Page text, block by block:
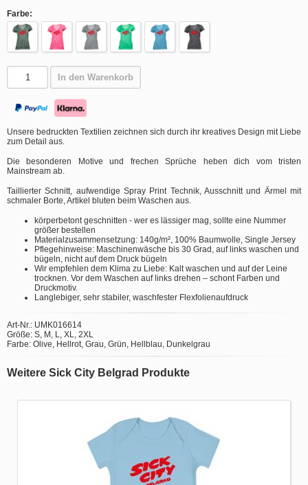
Farbe:
In den Warenkorb
Unsere bedruckten Textilien zeichnen sich durch ihr kreatives Design mit Liebe
zum Detail aus.
Die besonderen Motive und frechen Sprüche heben dich vom tristen
Mainstream ab.
Taillierter Schnitt, aufwendige Spray Print Technik, Ausschnitt und Ärmel mit
schmaler Borte, Artikel bluten beim Waschen aus.
körperbetont geschnitten - wer es lässiger mag, sollte eine Nummer
größer bestellen
Materialzusammensetzung: 140g/m², 100% Baumwolle, Single Jersey
Pflegehinweise: Maschinenwäsche bis 30 Grad, auf links waschen und
bügeln, nicht auf dem Druck bügeln
Wir empfehlen dem Klima zu Liebe: Kalt waschen und auf der Leine
trocknen. Vor dem Waschen auf links drehen – schont Farben und
Druckmotiv.
Langlebiger, sehr stabiler, waschfester Flexfolienaufdruck
Art-Nr.: UMK016614
Größe: S, M, L, XL, 2XL
Farbe: Olive, Hellrot, Grau, Grün, Hellblau, Dunkelgrau
Weitere Sick City Belgrad Produkte